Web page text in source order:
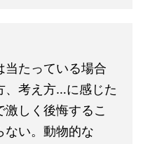
当たっている場合
、考え方…に感じた
しく後悔するこ
ない。動物的な